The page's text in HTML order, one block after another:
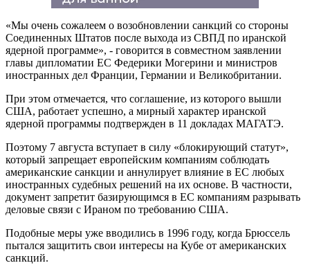
«Мы очень сожалеем о возобновлении санкций со стороны
Соединенных Штатов после выхода из СВПД по иранской
ядерной программе», - говорится в совместном заявлении
главы дипломатии ЕС Федерики Могерини и министров
иностранных дел Франции, Германии и Великобритании.
При этом отмечается, что соглашение, из которого вышли
США, работает успешно, а мирный характер иранской
ядерной программы подтвержден в 11 докладах МАГАТЭ.
Поэтому 7 августа вступает в силу «блокирующий статут»,
который запрещает европейским компаниям соблюдать
американские санкции и аннулирует влияние в ЕС любых
иностранных судебных решений на их основе. В частности,
документ запретит базирующимся в ЕС компаниям разрывать
деловые связи с Ираном по требованию США.
Подобные меры уже вводились в 1996 году, когда Брюссель
пытался защитить свои интересы на Кубе от американских
санкций.